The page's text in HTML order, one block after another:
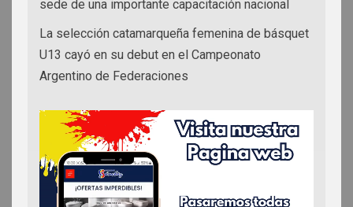
sede de una importante capacitación nacional
La selección catamarqueña femenina de básquet
U13 cayó en su debut en el Campeonato
Argentino de Federaciones